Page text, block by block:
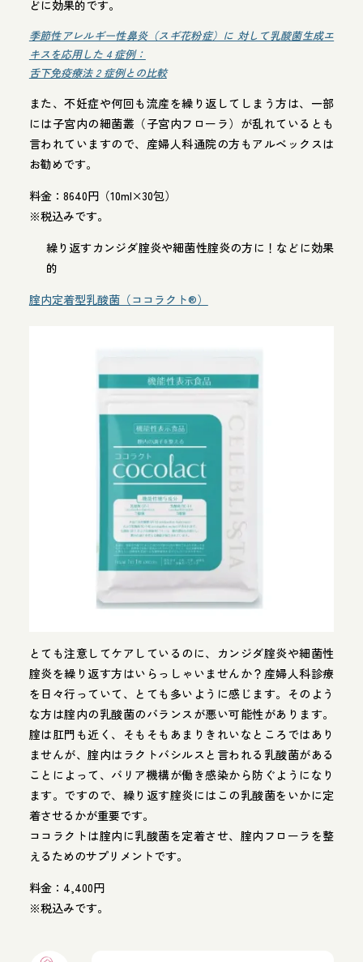
どに効果的です。
季節性アレルギー性鼻炎（スギ花粉症）に 対して乳酸菌生成エ
キスを応用した 4 症例：
舌下免疫療法 2 症例との比較
また、不妊症や何回も流産を繰り返してしまう方は、一部
には子宮内の細菌叢（子宮内フローラ）が乱れているとも
言われていますので、産婦人科通院の方もアルベックスは
お勧めです。
料金：8640円（10ml×30包）
※税込みです。
繰り返すカンジダ腟炎や細菌性腟炎の方に！などに効果
的
腟内定着型乳酸菌（ココラクト®️）
とても注意してケアしているのに、カンジダ腟炎や細菌性
腟炎を繰り返す方はいらっしゃいませんか？産婦人科診療
を日々行っていて、とても多いように感じます。そのよう
な方は腟内の乳酸菌のバランスが悪い可能性があります。
腟は肛門も近く、そもそもあまりきれいなところではあり
ませんが、腟内はラクトバシルスと言われる乳酸菌がある
ことによって、バリア機構が働き感染から防ぐようになり
ます。ですので、繰り返す腟炎にはこの乳酸菌をいかに定
着させるかが重要です。
ココラクトは腟内に乳酸菌を定着させ、腟内フローラを整
えるためのサプリメントです。
料金：4,400円
※税込みです。